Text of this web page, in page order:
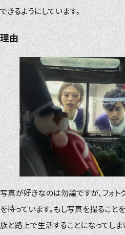
できるようにしています。
理由
写真が好きなのは勿論ですが、フォト
を持っています。もし写真を撮ること
族と路上で生活することになってしま